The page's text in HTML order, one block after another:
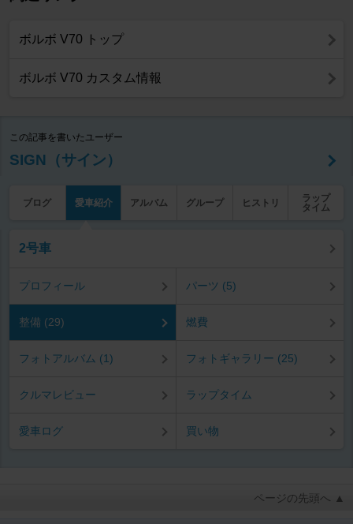
ボルボ V70 トップ
ボルボ V70 カスタム情報
この記事を書いたユーザー
SIGN（サイン）
ブログ 愛車紹介 アルバム グループ ヒストリ
ラップ
タイム
2号車
プロフィール パーツ (5)
整備 (29) 燃費
フォトアルバム (1) フォトギャラリー (25)
クルマレビュー ラップタイム
愛車ログ 買い物
ページの先頭へ ▲